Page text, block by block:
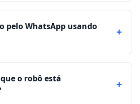
pelo WhatsApp usando
+
o robô está
+